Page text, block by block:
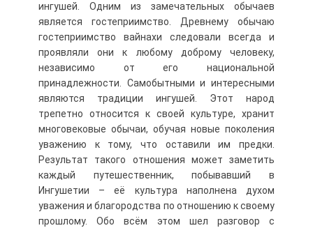
ингушей. Одним из замечательных обычаев
является гостеприимство. Древнему обычаю
гостеприимство вайнахи следовали всегда и
проявляли они к любому доброму человеку,
независимо от его национальной
принадлежности. Самобытными и интересными
являются традиции ингушей. Этот народ
трепетно относится к своей культуре, хранит
многовековые обычаи, обучая новые поколения
уважению к тому, что оставили им предки.
Результат такого отношения может заметить
каждый путешественник, побывавший в
Ингушетии – её культура наполнена духом
уважения и благородства по отношению к своему
прошлому. Обо всём этом шел разговор с